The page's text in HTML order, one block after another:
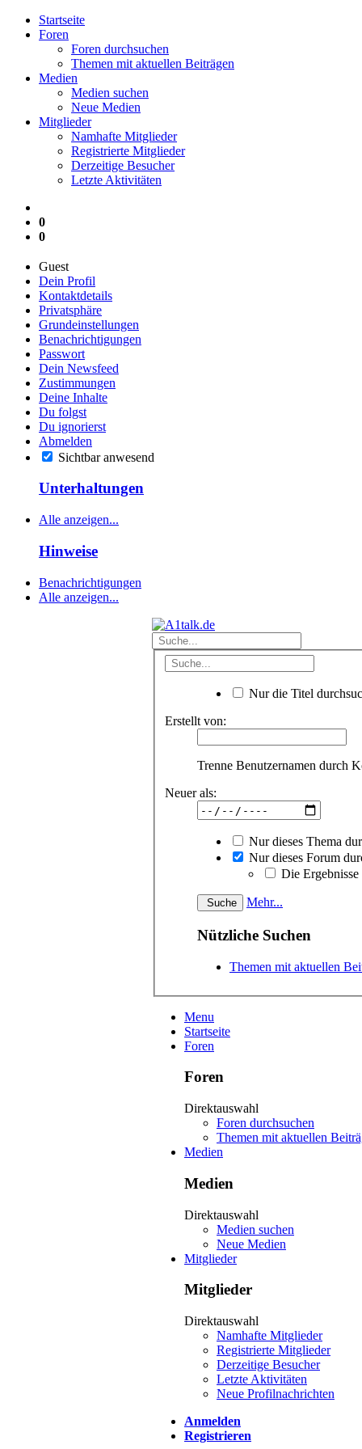
Startseite
Foren
Foren durchsuchen
Themen mit aktuellen Beiträgen
Medien
Medien suchen
Neue Medien
Mitglieder
Namhafte Mitglieder
Registrierte Mitglieder
Derzeitige Besucher
Letzte Aktivitäten
0
0
Guest
Dein Profil
Kontaktdetails
Privatsphäre
Grundeinstellungen
Benachrichtigungen
Passwort
Dein Newsfeed
Zustimmungen
Deine Inhalte
Du folgst
Du ignorierst
Abmelden
Sichtbar anwesend
Unterhaltungen
Alle anzeigen...
Hinweise
Benachrichtigungen
Alle anzeigen...
Nur die Titel
Erstellt von:
Trenne Benutzernamen durch
Neuer als:
Nur dieses Thema
Nur dieses Forum
Die Ergebnisse
Mehr...
Nützliche Suchen
Themen mit aktuellen
Menu
Startseite
Foren
Foren
Direktauswahl
Foren durchsuchen
Themen mit aktuellen
Medien
Medien
Direktauswahl
Medien suchen
Neue Medien
Mitglieder
Mitglieder
Direktauswahl
Namhafte Mitglieder
Registrierte Mitglieder
Derzeitige Besucher
Letzte Aktivitäten
Neue Profilnachrichten
Anmelden
Registrieren